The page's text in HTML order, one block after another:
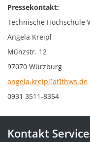
Pressekontakt:
Technische Hochschule
Angela Kreipl
Münzstr. 12
97070 Würzburg
angela.kreipl[at]thws.de
0931 3511-8354
Kontakt